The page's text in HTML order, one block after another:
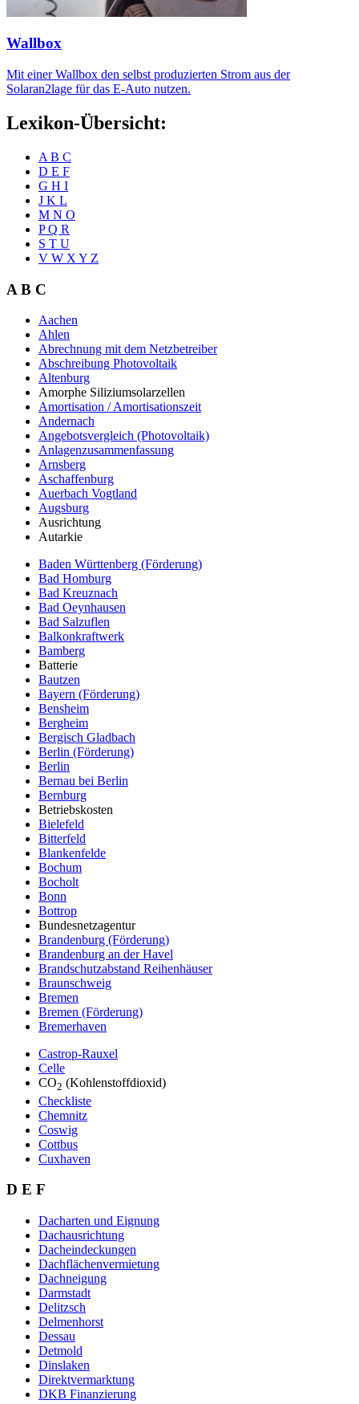
Wallbox
Mit einer Wallbox den selbst produzierten Strom aus der
Solaran2lage für das E-Auto nutzen.
Lexikon-Übersicht:
A B C
D E F
G H I
J K L
M N O
P Q R
S T U
V W X Y Z
A B C
Aachen
Ahlen
Abrechnung mit dem Netzbetreiber
Abschreibung Photovoltaik
Altenburg
Amorphe Siliziumsolarzellen
Amortisation / Amortisationszeit
Andernach
Angebotsvergleich (Photovoltaik)
Anlagenzusammenfassung
Arnsberg
Aschaffenburg
Auerbach Vogtland
Augsburg
Ausrichtung
Autarkie
Baden Württenberg (Förderung)
Bad Homburg
Bad Kreuznach
Bad Oeynhausen
Bad Salzuflen
Balkonkraftwerk
Bamberg
Batterie
Bautzen
Bayern (Förderung)
Bensheim
Bergheim
Bergisch Gladbach
Berlin (Förderung)
Berlin
Bernau bei Berlin
Bernburg
Betriebskosten
Bielefeld
Bitterfeld
Blankenfelde
Bochum
Bocholt
Bonn
Bottrop
Bundesnetzagentur
Brandenburg (Förderung)
Brandenburg an der Havel
Brandschutzabstand Reihenhäuser
Braunschweig
Bremen
Bremen (Förderung)
Bremerhaven
Castrop-Rauxel
Celle
CO2 (Kohlenstoffdioxid)
Checkliste
Chemnitz
Coswig
Cottbus
Cuxhaven
D E F
Dacharten und Eignung
Dachausrichtung
Dacheindeckungen
Dachflächenvermietung
Dachneigung
Darmstadt
Delitzsch
Delmenhorst
Dessau
Detmold
Dinslaken
Direktvermarktung
DKB Finanzierung